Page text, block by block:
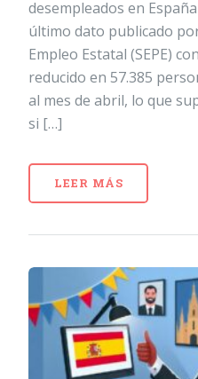
desempleados en
último dato publicado
Empleo Estatal (SEPE)
reducido en 57.385
al mes de abril, lo que
si […]
LEER MÁS